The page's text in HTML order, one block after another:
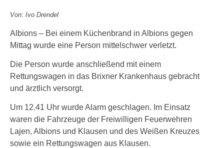
Von: Ivo Drendel
Albions – Bei einem Küchenbrand in Albions gegen
Mittag wurde eine Person mittelschwer verletzt.
Die Person wurde anschließend mit einem
Rettungswagen in das Brixner Krankenhaus gebracht
und ärztlich versorgt.
Um 12.41 Uhr wurde Alarm geschlagen. Im Einsatz
waren die Fahrzeuge der Freiwilligen Feuerwehren
Lajen, Albions und Klausen und des Weißen Kreuzes
sowie ein Rettungswagen aus Klausen.